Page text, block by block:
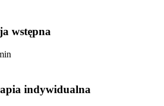
wstępna
indywidualna